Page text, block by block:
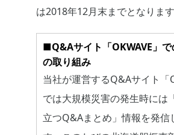
は2018年12月末までとなります
■Q&Aサイト「OKWAVE」
の取り組み
当社が運営するQ&Aサイト「
では大規模災害の発生時には
立つQ&Aまとめ」情報を発信